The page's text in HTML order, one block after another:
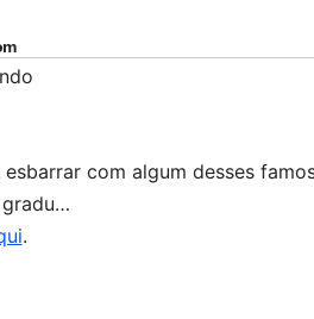
com algum desses
gradu…
.